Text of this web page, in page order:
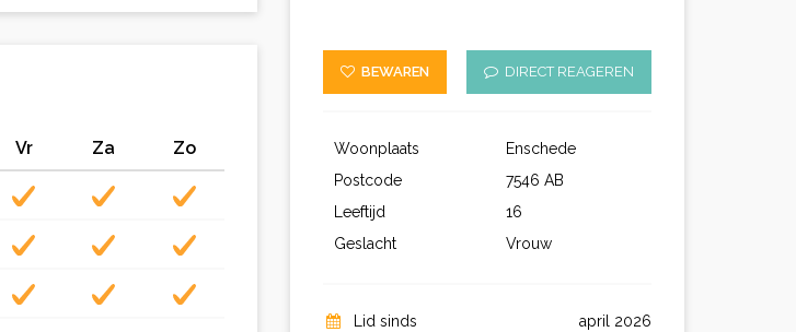
Vr Za Zo
BEWAREN DIRECT REAGEREN
Woonplaats
Enschede
Postcode
7546 AB
Leeftijd
16
Geslacht
Vrouw
Lid sinds
april 2026